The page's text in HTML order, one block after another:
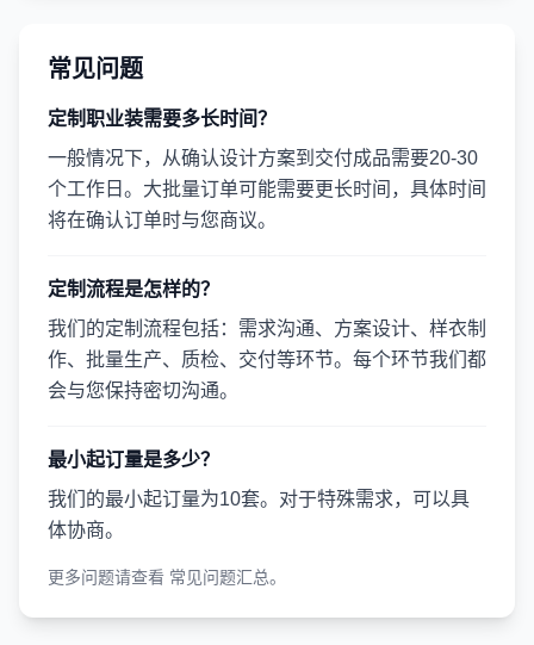
常见问题
定制职业装需要多长时间？
一般情况下，从确认设计方案到交付成品需要20-30
个工作日。大批量订单可能需要更长时间，具体时间
将在确认订单时与您商议。
定制流程是怎样的？
我们的定制流程包括：需求沟通、方案设计、样衣制
作、批量生产、质检、交付等环节。每个环节我们都
会与您保持密切沟通。
最小起订量是多少？
我们的最小起订量为10套。对于特殊需求，可以具
体协商。
更多问题请查看 常见问题汇总。